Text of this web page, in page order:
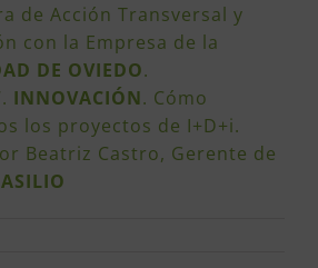
de Acción Transversal y
con la Empresa de la
DE OVIEDO.
INNOVACIÓN. Cómo
los proyectos de I+D+i.
Beatriz Castro, Gerente de